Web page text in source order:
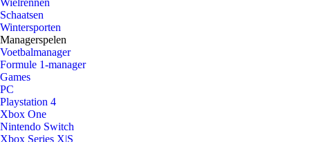
Wielrennen
Schaatsen
Wintersporten
Managerspelen
Voetbalmanager
Formule 1-manager
Games
PC
Playstation 4
Xbox One
Nintendo Switch
Xbox Series X|S